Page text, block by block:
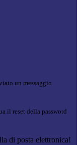
un messaggio
il reset della password
di posta elettronica!